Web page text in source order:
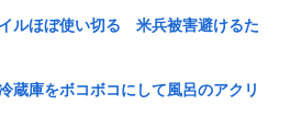
イルほぼ使い切る 米兵被害避けるた
蔵庫をボコボコにして風呂のアクリ